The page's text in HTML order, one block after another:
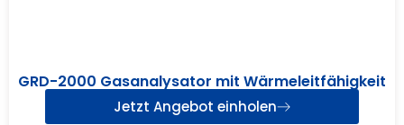
GRD-2000 Gasanalysator mit Wärmeleitfähigkeit
Jetzt Angebot einholen